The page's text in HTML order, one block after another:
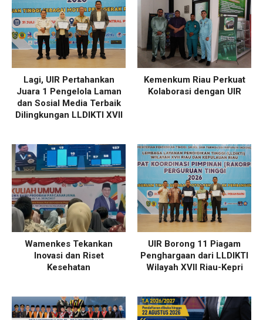
Lagi, UIR Pertahankan
Juara 1 Pengelola Laman
dan Sosial Media Terbaik
Dilingkungan LLDIKTI XVII
Kemenkum Riau Perkuat
Kolaborasi dengan UIR
Wamenkes Tekankan
Inovasi dan Riset
Kesehatan
UIR Borong 11 Piagam
Penghargaan dari LLDIKTI
Wilayah XVII Riau-Kepri